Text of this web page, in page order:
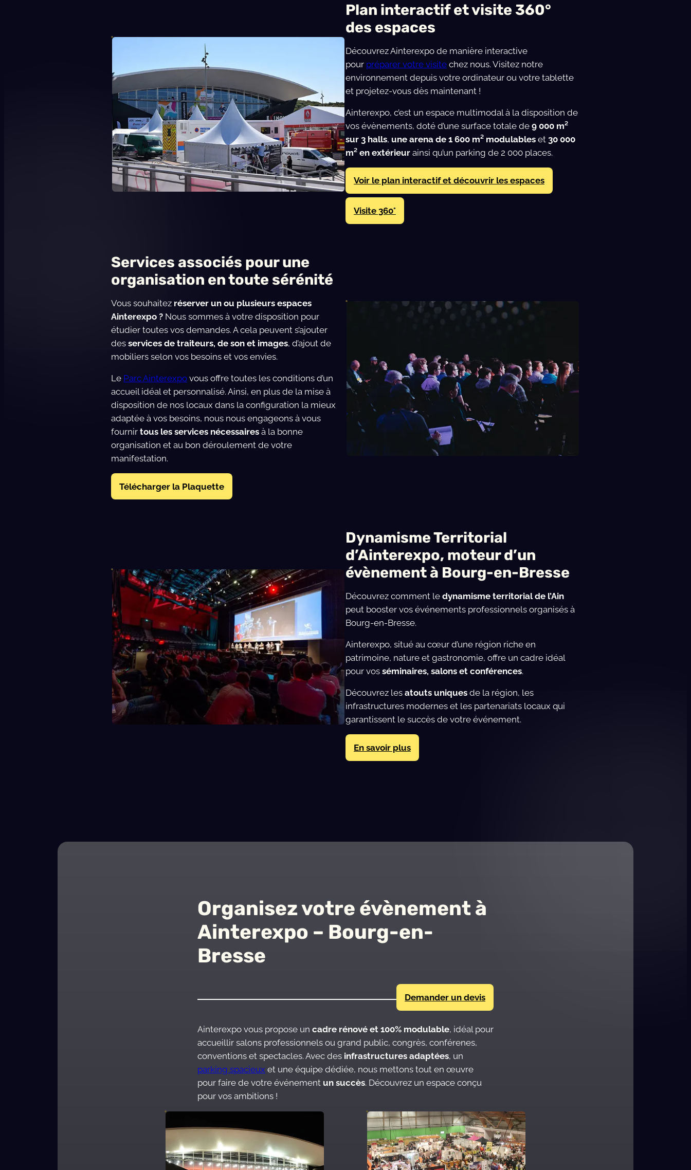
Plan interactif et visite 360°
des espaces
Découvrez Ainterexpo de manière interactive
pour préparer votre visite chez nous. Visitez notre
environnement depuis votre ordinateur ou votre tablette
et projetez-vous dès maintenant !
Ainterexpo, c’est un espace multimodal à la disposition de
vos évènements, doté d’une surface totale de 9 000 m²
sur 3 halls, une arena de 1 600 m² modulables et 30 000
m² en extérieur ainsi qu’un parking de 2 000 places.
Voir le plan interactif et découvrir les espaces
Visite 360°
Services associés pour une
organisation en toute sérénité
Vous souhaitez réserver un ou plusieurs espaces
Ainterexpo ? Nous sommes à votre disposition pour
étudier toutes vos demandes. A cela peuvent s’ajouter
des services de traiteurs, de son et images, d’ajout de
mobiliers selon vos besoins et vos envies.
Le Parc Ainterexpo vous offre toutes les conditions d’un
accueil idéal et personnalisé. Ainsi, en plus de la mise à
disposition de nos locaux dans la configuration la mieux
adaptée à vos besoins, nous nous engageons à vous
fournir tous les services nécessaires à la bonne
organisation et au bon déroulement de votre
manifestation.
Télécharger la Plaquette
Dynamisme Territorial
d’Ainterexpo, moteur d’un
évènement à Bourg-en-Bresse
Découvrez comment le dynamisme territorial de l’Ain
peut booster vos événements professionnels organisés à
Bourg-en-Bresse.
Ainterexpo, situé au cœur d’une région riche en
patrimoine, nature et gastronomie, offre un cadre idéal
pour vos séminaires, salons et conférences.
Découvrez les atouts uniques de la région, les
infrastructures modernes et les partenariats locaux qui
garantissent le succès de votre événement.
En savoir plus
Organisez votre évènement à
Ainterexpo – Bourg-en-
Bresse
Demander un devis
Ainterexpo vous propose un cadre rénové et 100% modulable, idéal pour
accueillir salons professionnels ou grand public, congrès, conférenes,
conventions et spectacles. Avec des infrastructures adaptées, un
parking spacieux et une équipe dédiée, nous mettons tout en œuvre
pour faire de votre événement un succès. Découvrez un espace conçu
pour vos ambitions !